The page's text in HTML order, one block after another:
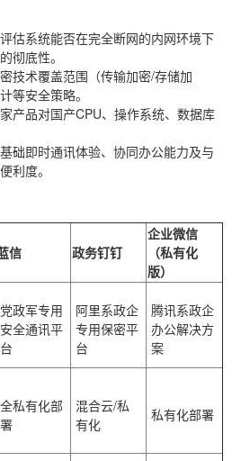
估系统能否在完全断网的内网环境下
彻底性。
技术覆盖范围（传输加密/存储加
等安全策略。
产品对国产CPU、操作系统、数据库
础即时通讯体验、协同办公能力及与
利度。
信 政务钉钉
企业微信
（私有化
版）
党政军专用
安全通讯平
台
阿里系政企
专用保密平
台
腾讯系政企
办公解决方
案
全私有化部
署
混合云/私
有化
私有化部署